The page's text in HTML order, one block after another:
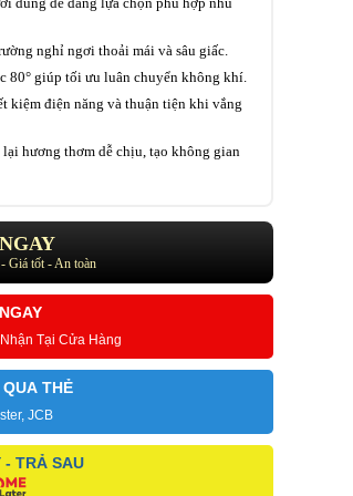
nghỉ ngơi thoải mái và sâu giấc.
80° giúp tối ưu luân chuyển không khí.
kiệm điện năng và thuận tiện khi vắng
hương thơm dễ chịu, tạo không gian
Giá tốt - An toàn
Tại Cửa Hàng
THẺ
JCB
- TRẢ SAU